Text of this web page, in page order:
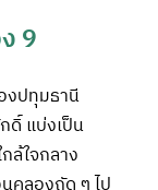
9
งปทุมธานี
ดิ์ แบ่งเป็น
ล้ใจกลาง